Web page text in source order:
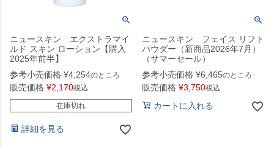
ニュースキン エクストラマイ
ルド スキン ローション【購入
2025年前半】
参考小売価格 ¥4,254のところ
販売価格 ¥2,170税込
在庫切れ
詳細を見る
ニュースキン フェイス リフト
パウダー（新商品2026年7月）
（サマーセール）
参考小売価格 ¥6,465のところ
販売価格 ¥3,750税込
カートに入れる